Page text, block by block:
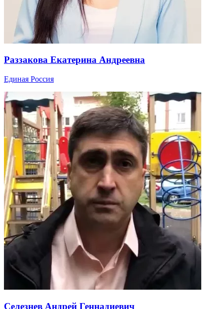
Раззакова Екатерина Андреевна
Единая Россия
Селезнев Андрей Геннадиевич